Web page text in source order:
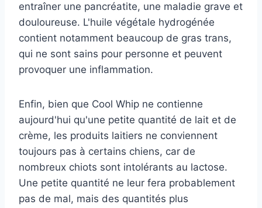
entraîner une pancréatite, une maladie grave et
douloureuse. L'huile végétale hydrogénée
contient notamment beaucoup de gras trans,
qui ne sont sains pour personne et peuvent
provoquer une inflammation.
Enfin, bien que Cool Whip ne contienne
aujourd'hui qu'une petite quantité de lait et de
crème, les produits laitiers ne conviennent
toujours pas à certains chiens, car de
nombreux chiots sont intolérants au lactose.
Une petite quantité ne leur fera probablement
pas de mal, mais des quantités plus